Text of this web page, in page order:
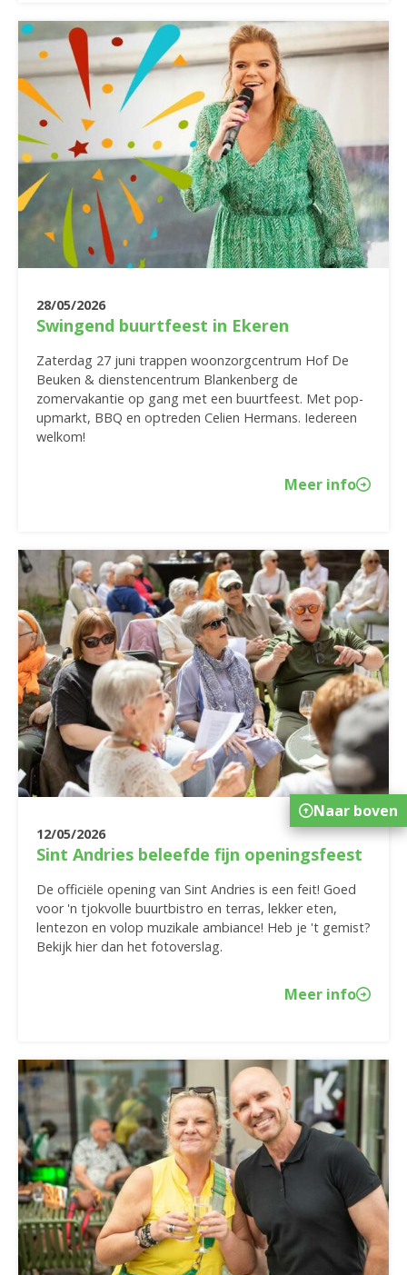
28/05/2026
Swingend buurtfeest in Ekeren
Zaterdag 27 juni trappen woonzorgcentrum Hof De
Beuken & dienstencentrum Blankenberg de
zomervakantie op gang met een buurtfeest. Met pop-
upmarkt, BBQ en optreden Celien Hermans. Iedereen
welkom!
Meer info
12/05/2026
Sint Andries beleefde fijn openingsfeest
De officiële opening van Sint Andries is een feit! Goed
voor 'n tjokvolle buurtbistro en terras, lekker eten,
lentezon en volop muzikale ambiance! Heb je 't gemist?
Bekijk hier dan het fotoverslag.
Meer info
Naar boven